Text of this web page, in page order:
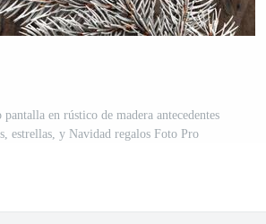
en rústico de madera antecedentes
estrellas, y Navidad regalos Foto Pro